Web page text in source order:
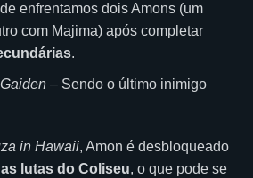
enfrentamos dois Amons (um
com Majima) após completar
.
– Sendo o último inimigo
in Hawaii, Amon é desbloqueado
lutas do Coliseu, o que pode se